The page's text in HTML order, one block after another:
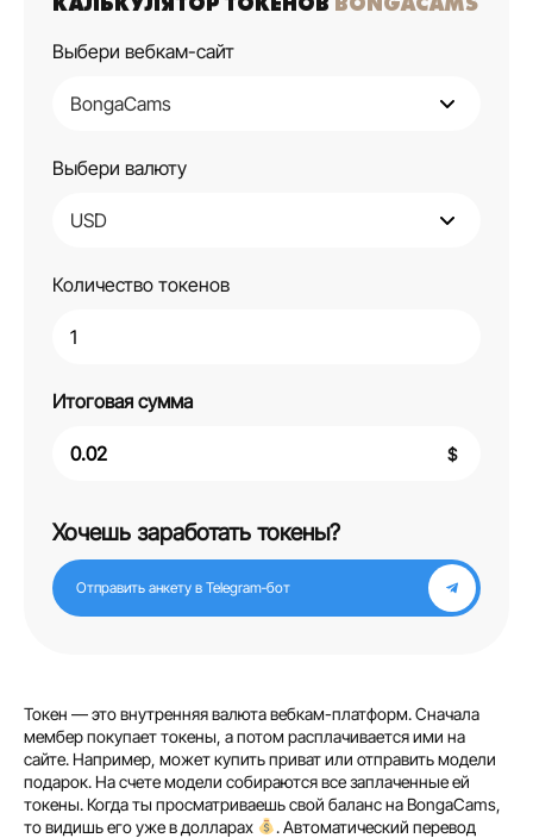
Выбери вебкам-сайт
Выбери валюту
Количество токенов
Итоговая сумма
$
Хочешь заработать токены?
Отправить анкету в Telegram‑бот
Токен — это внутренняя валюта вебкам-платформ. Сначала
мембер покупает токены, а потом расплачивается ими на
сайте. Например, может купить приват или отправить модели
подарок. На счете модели собираются все заплаченные ей
токены. Когда ты просматриваешь свой баланс на BongaCams,
то видишь его уже в долларах
. Автоматический перевод